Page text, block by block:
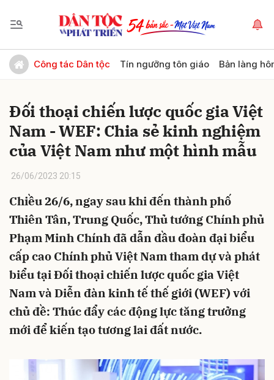
Công tác Dân tộc Tín ngưỡng tôn giáo Bản làng
Đối thoại chiến lược quốc gia Việt
Nam - WEF: Chia sẻ kinh nghiệm
của Việt Nam như một hình mẫu
26/06/2023 20:15
Chiều 26/6, ngay sau khi đến thành phố
Thiên Tân, Trung Quốc, Thủ tướng Chính phủ
Phạm Minh Chính đã dẫn đầu đoàn đại biểu
cấp cao Chính phủ Việt Nam tham dự và phát
biểu tại Đối thoại chiến lược quốc gia Việt
Nam và Diễn đàn kinh tế thế giới (WEF) với
chủ đề: Thúc đẩy các động lực tăng trưởng
mới để kiến tạo tương lai đất nước.
Gửi bình luận